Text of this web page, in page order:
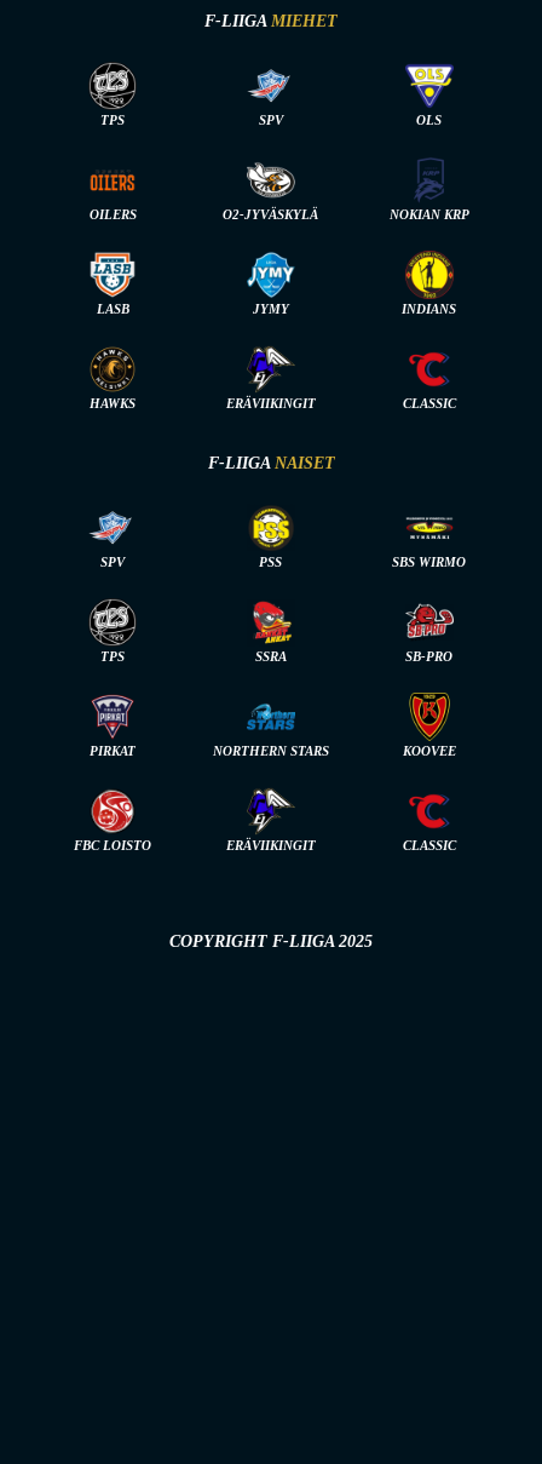
F-LIIGA MIEHET
TPS SPV OLS
OILERS O2-JYVÄSKYLÄ NOKIAN KRP
LASB JYMY INDIANS
HAWKS ERÄVIIKINGIT CLASSIC
F-LIIGA NAISET
SPV PSS SBS WIRMO
TPS SSRA SB-PRO
PIRKAT NORTHERN STARS KOOVEE
FBC LOISTO ERÄVIIKINGIT CLASSIC
COPYRIGHT F-LIIGA 2025